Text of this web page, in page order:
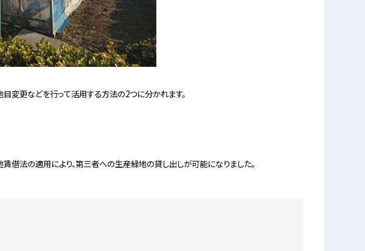
変更などを行って活用する方法の2つに分かれます。
借法の適用により、第三者への生産緑地の貸し出しが可能になりました。